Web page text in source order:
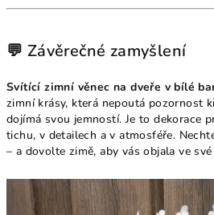
💬 Závěrečné zamyšlení
Svítící zimní věnec na dveře v bílé
zimní krásy, která nepoutá pozornost
dojímá svou jemností. Je to dekorace
tichu, v detailech a v atmosféře.
– a dovolte zimě, aby vás objala ve